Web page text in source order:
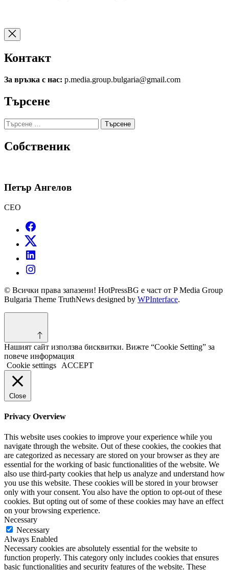
Контакт
За връзка с нас: p.media.group.bulgaria@gmail.com
Търсене
Търсене
за:
Собственик
Петър Ангелов
CEO
© Всички права запазени! HotPressBG е част от P Media Group
Bulgaria Theme TruthNews designed by WPInterface.
Нашият сайт използва бисквитки. Вижте “Cookie Setting” за
повече информация
Cookie settings
ACCEPT
Close
Privacy Overview
This website uses cookies to improve your experience while you
navigate through the website. Out of these cookies, the cookies that
are categorized as necessary are stored on your browser as they are
essential for the working of basic functionalities of the website. We
also use third-party cookies that help us analyze and understand how
you use this website. These cookies will be stored in your browser
only with your consent. You also have the option to opt-out of these
cookies. But opting out of some of these cookies may have an effect
on your browsing experience.
Necessary
Necessary
Always Enabled
Necessary cookies are absolutely essential for the website to
function properly. This category only includes cookies that ensures
basic functionalities and security features of the website. These